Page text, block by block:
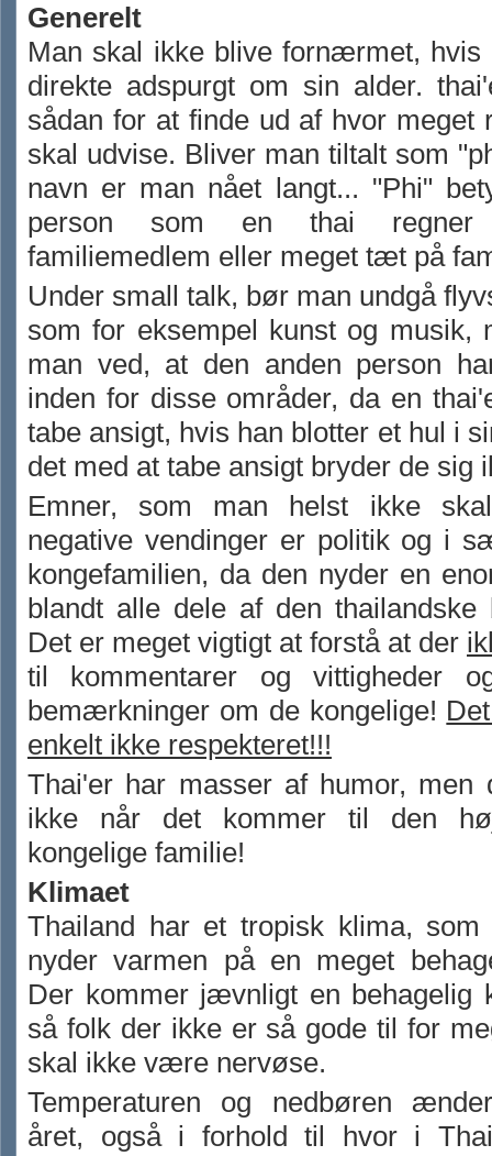
Generelt
Man skal ikke blive fornærmet, hvis
direkte adspurgt om sin alder.
sådan for at finde ud af hvor meget
skal udvise. Bliver man tiltalt som
navn er man nået langt... "Phi"
person som en thai
familiemedlem eller meget tæt på
Under small talk, bør man undgå
som for eksempel kunst og musik,
man ved, at den anden person
inden for disse områder, da en
tabe ansigt, hvis han blotter et hul i
det med at tabe ansigt bryder de sig
Emner, som man helst ikke
negative vendinger er politik og i
kongefamilien, da den nyder en
blandt alle dele af den thailandske
Det er meget vigtigt at forstå at der
til kommentarer og vittigheder
bemærkninger om de kongelige!
enkelt ikke respekteret!!!
Thai'er har masser af humor, men
ikke når det kommer til den
kongelige familie!
Klimaet
Thailand har et tropisk klima,
nyder varmen på en meget
Der kommer jævnligt en behagelig
så folk der ikke er så gode til for
skal ikke være nervøse.
Temperaturen og nedbøren
året, også i forhold til hvor i